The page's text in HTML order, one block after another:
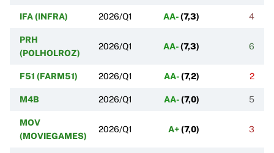
IFA (INFRA) 2026/Q1 AA-(7,3) 4
PRH
(POLHOLROZ)
2026/Q1 AA-(7,3) 6
F51 (FARM51) 2026/Q1 AA-(7,2) 2
M4B 2026/Q1 AA-(7,0) 5
MOV
(MOVIEGAMES)
2026/Q1 A+(7,0) 3